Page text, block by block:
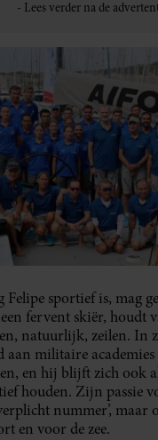
sportief is, mag
fervent skiër, houdt
natuurlijk, zeilen. In
aan militaire academies
en hij blijft zich ook
houden. Zijn passie
nummer’, maar
en voor de zee.